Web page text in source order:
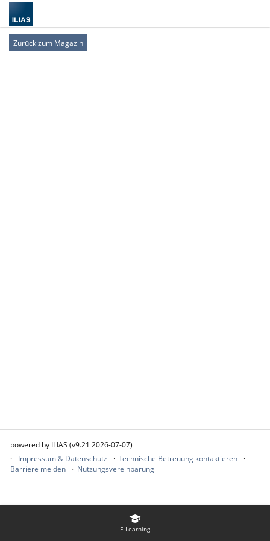
E-Learning
Zurück zum Magazin
powered by ILIAS (v9.21 2026-07-07)
Impressum & Datenschutz
Technische Betreuung kontaktieren
Barriere melden
Nutzungsvereinbarung